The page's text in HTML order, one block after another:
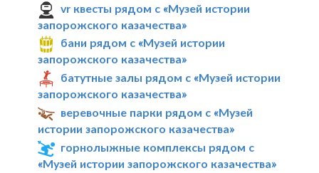
vr квесты рядом с «Музей истории
запорожского казачества»
бани рядом с «Музей истории
запорожского казачества»
батутные залы рядом с «Музей истории
запорожского казачества»
веревочные парки рядом с «Музей
истории запорожского казачества»
горнолыжные комплексы рядом с
«Музей истории запорожского казачества»